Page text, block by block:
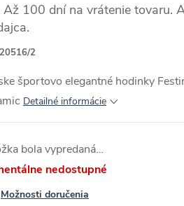
Až 100 dní na vrátenie tovaru.
20516/2
športovo elegantné hodinky
Detailné informácie
bola vypredaná…
nedostupné
Možnosti doručenia